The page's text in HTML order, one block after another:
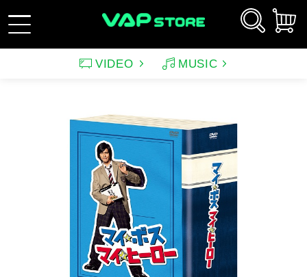
新規会員登録 ログイン
VIDEO MUSIC
サウンドトラック（テレ
アニメーション（CD）
アンパンマン音楽商品
アニメーション
ルパン三世
イメージ
スポーツ・格闘技